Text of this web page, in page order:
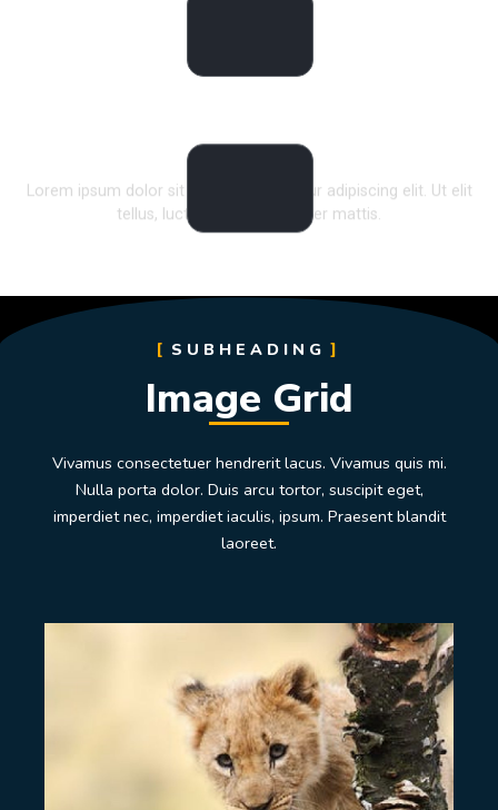
Enjoy Your Stay
Lorem ipsum dolor sit amet, consectetur adipiscing elit. Ut elit
tellus, luctus nec ullamcorper mattis.
SUBHEADING
Image Grid
Vivamus consectetuer hendrerit lacus. Vivamus quis mi.
Nulla porta dolor. Duis arcu tortor, suscipit eget,
imperdiet nec, imperdiet iaculis, ipsum. Praesent blandit
laoreet.